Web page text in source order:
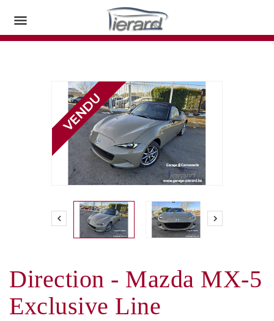

 
Direction - Mazda MX-5
Exclusive Line